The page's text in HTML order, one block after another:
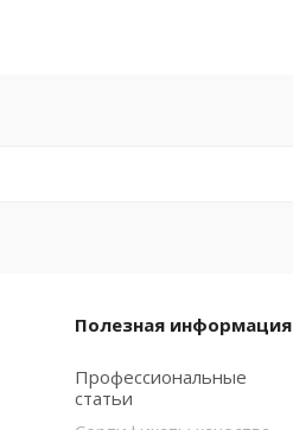
Полезная информация
Профессиональные
статьи